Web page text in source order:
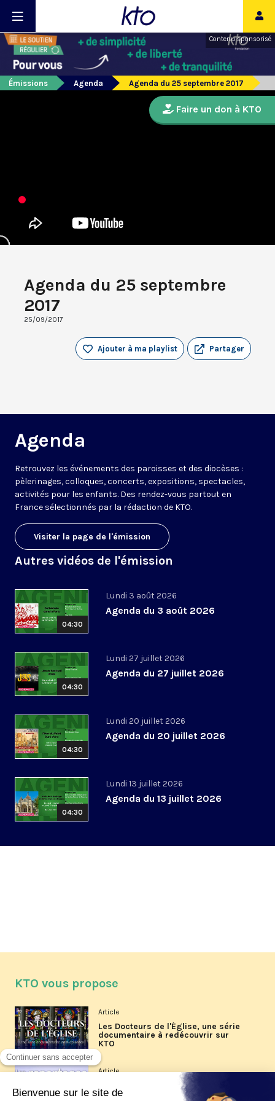
Contenu sponsorisé
Émissions Agenda Agenda du 25 septembre 2017
Agenda du 25 septembre
2017
25/09/2017
Partager
Ajouter à ma playlist
Agenda
Retrouvez les événements des paroisses et des diocèses :
pèlerinages, colloques, concerts, expositions, spectacles,
activités pour les enfants. Des rendez-vous partout en
France sélectionnés par la rédaction de KTO.
Visiter la page de l'émission
Autres vidéos de l'émission
04:30
Lundi 3 août 2026
Agenda du 3 août 2026
04:30
Lundi 27 juillet 2026
Agenda du 27 juillet 2026
04:30
Lundi 20 juillet 2026
Agenda du 20 juillet 2026
04:30
Lundi 13 juillet 2026
Agenda du 13 juillet 2026
Faire un don à KTO
KTO vous propose
Article
Les Docteurs de l'Église, une série
documentaire à redécouvrir sur
KTO
Article
Les reportages d'été 2026 de KTO